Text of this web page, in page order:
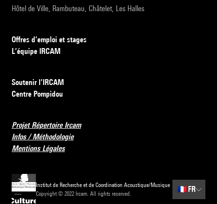
Hôtel de Ville, Rambuteau, Châtelet, Les Halles
Offres d’emploi et stages
L’équipe IRCAM
Soutenir l’IRCAM
Centre Pompidou
Projet Répertoire Ircam
Infos / Méthodologie
Mentions Légales
Institut de Recherche et de Coordination Acoustique/Musique
Copyright © 2022 Ircam. All rights reserved.
🇫🇷 FR